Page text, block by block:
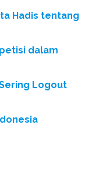
Hadis tentang
dalam
Logout